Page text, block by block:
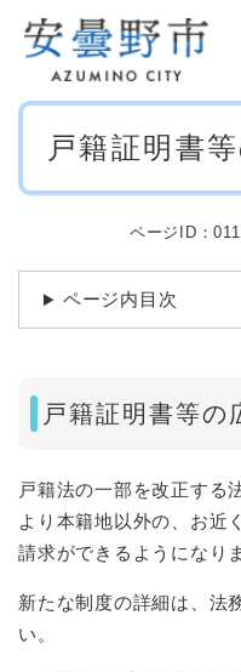
メニュ
本
戸籍証明書
ページID：
ページ内目次
戸籍証明書等の
戸籍法の一部を改正する
より本籍地以外の、お近
請求ができるようになり
新たな制度の詳細は、法
い。